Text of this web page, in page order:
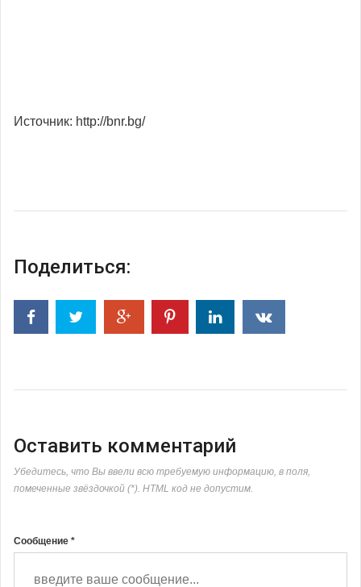
Источник: http://bnr.bg/
Поделиться:
Оставить комментарий
Убедитесь, что Вы ввели всю требуемую информацию, в поля,
помеченные звёздочкой (*). HTML код не допустим.
Сообщение *